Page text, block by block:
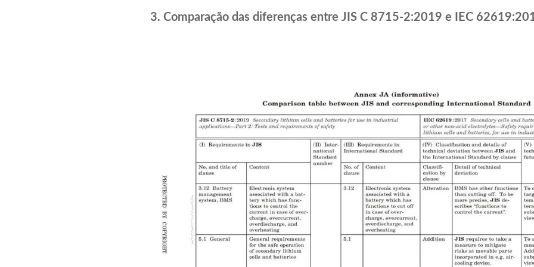
3. Comparação das diferenças entre JIS C 8715-2:2019 e IEC